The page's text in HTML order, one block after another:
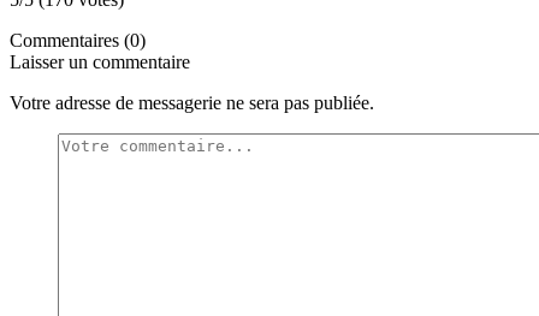
Commentaires (0)
Laisser un commentaire
Votre adresse de messagerie ne sera pas publiée.